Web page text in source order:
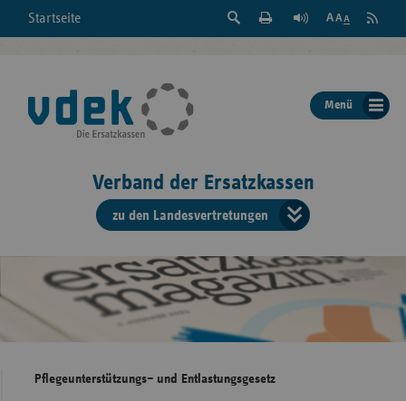
Startseite
Suche
der
Seite
Feed
Menü
Verband der Ersatzkassen
zu den Landesvertretungen
der
Pflegeunterstützungs– und Entlastungsgesetz